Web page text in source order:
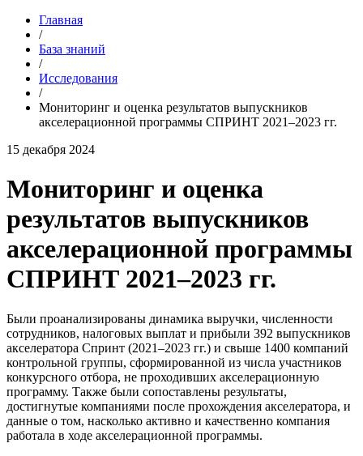
Главная
/
База знаний
/
Исследования
/
Мониторинг и оценка результатов выпускников
акселерационной программы СПРИНТ 2021–2023 гг.
15 декабря 2024
Мониторинг и оценка
результатов выпускников
акселерационной программы
СПРИНТ 2021–2023 гг.
Были проанализированы динамика выручки, численности
сотрудников, налоговых выплат и прибыли 392 выпускников
акселератора Спринт (2021–2023 гг.) и свыше 1400 компаний
контрольной группы, сформированной из числа участников
конкурсного отбора, не проходивших акселерационную
программу. Также были сопоставлены результаты,
достигнутые компаниями после прохождения акселератора, и
данные о том, насколько активно и качественно компания
работала в ходе акселерационной программы.